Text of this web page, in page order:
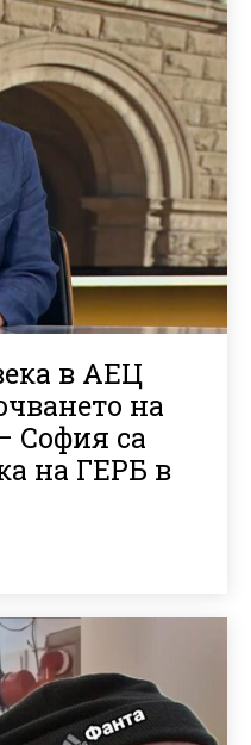
в АЕЦ
на
София са
на ГЕРБ в